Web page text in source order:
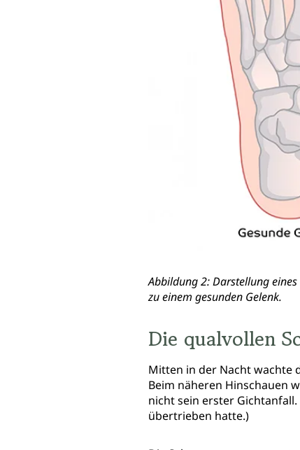
Abbildung 2: Darstellung
zu einem gesunden Gelenk.
Die qualvollen
Mitten in der Nacht wachte
Beim näheren Hinschauen
nicht sein erster
übertrieben hatte.)